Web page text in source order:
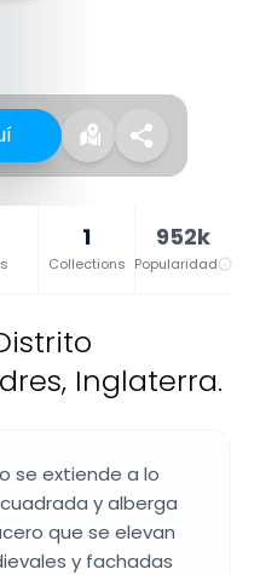
1
Collections
952k
Popularidad
Inglaterra.
se extiende a lo
y alberga
que se elevan
y fachadas